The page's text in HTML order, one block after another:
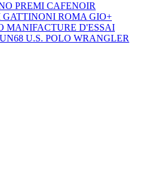
PREMI CAFENOIR
GATTINONI ROMA GIO+
MANIFACTURE D'ESSAI
U.S. POLO WRANGLER